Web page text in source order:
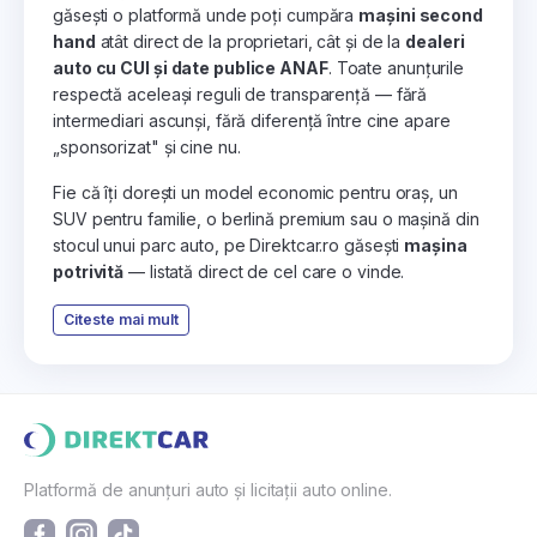
găsești o platformă unde poți cumpăra mașini second
hand atât direct de la proprietari, cât și de la dealeri
auto cu CUI și date publice ANAF. Toate anunțurile
respectă aceleași reguli de transparență — fără
intermediari ascunși, fără diferență între cine apare
„sponsorizat" și cine nu.
Fie că îți dorești un model economic pentru oraș, un
SUV pentru familie, o berlină premium sau o mașină din
stocul unui parc auto, pe Direktcar.ro găsești mașina
potrivită — listată direct de cel care o vinde.
Citeste mai mult
Platformă de anunțuri auto și licitații auto online.